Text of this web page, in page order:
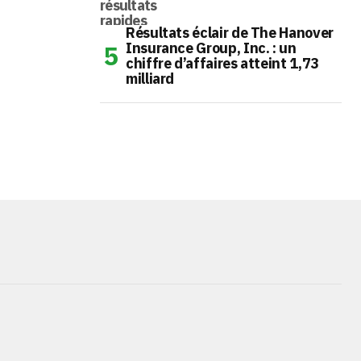
Résultats éclair de The Hanover
Insurance Group, Inc. : un
chiffre d’affaires atteint 1,73
milliard